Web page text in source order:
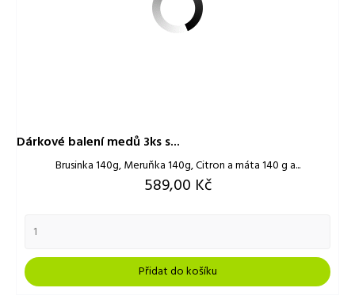
Dárkové balení medů 3ks s...
Brusinka 140g, Meruňka 140g, Citron a máta 140 g a...
Cena
589,00 Kč
Přidat do košíku